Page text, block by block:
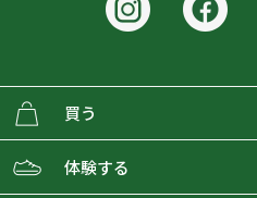
買う
ECMALLの商品をさがす
体験する